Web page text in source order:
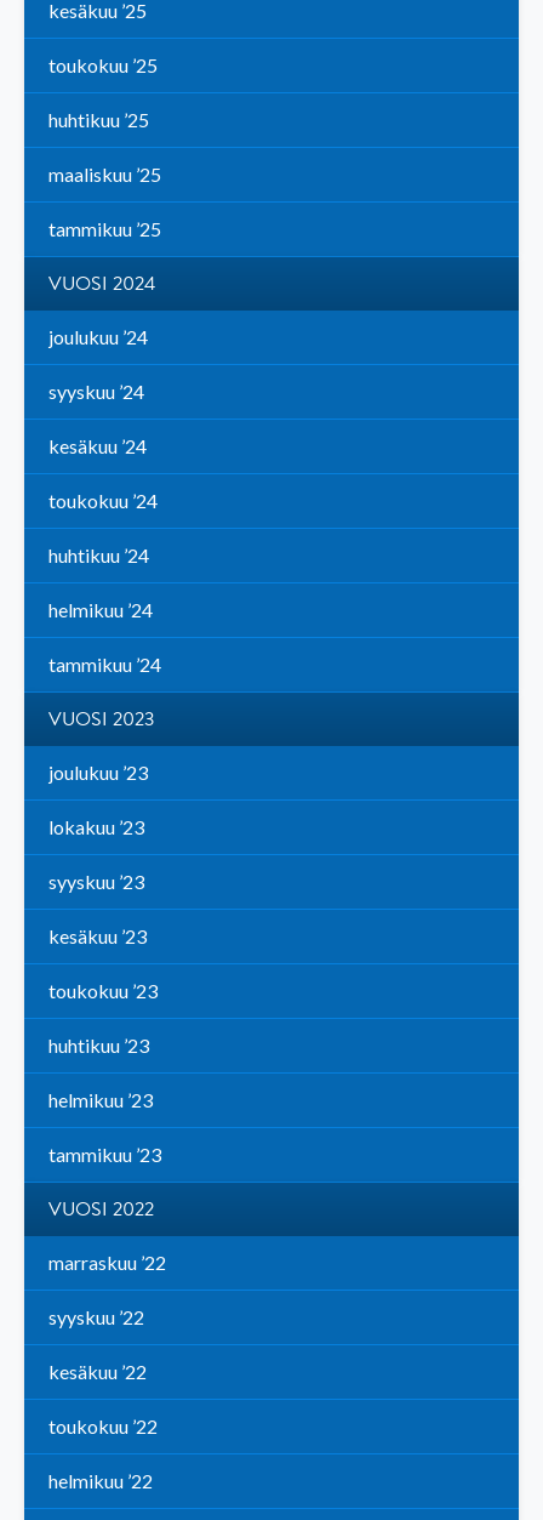
kesäkuu ’25
toukokuu ’25
huhtikuu ’25
maaliskuu ’25
tammikuu ’25
VUOSI 2024
joulukuu ’24
syyskuu ’24
kesäkuu ’24
toukokuu ’24
huhtikuu ’24
helmikuu ’24
tammikuu ’24
VUOSI 2023
joulukuu ’23
lokakuu ’23
syyskuu ’23
kesäkuu ’23
toukokuu ’23
huhtikuu ’23
helmikuu ’23
tammikuu ’23
VUOSI 2022
marraskuu ’22
syyskuu ’22
kesäkuu ’22
toukokuu ’22
helmikuu ’22